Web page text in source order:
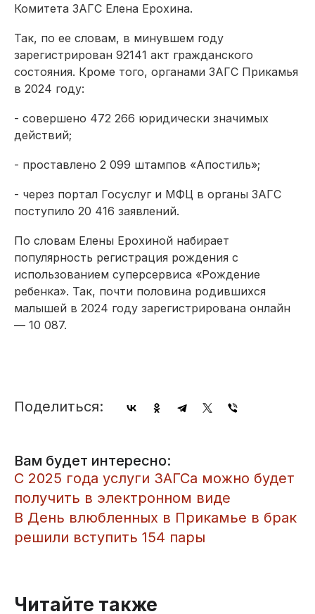
Комитета ЗАГС Елена Ерохина.
Так, по ее словам, в минувшем году
зарегистрирован 92141 акт гражданского
состояния. Кроме того, органами ЗАГС Прикамья
в 2024 году:
- совершено 472 266 юридически значимых
действий;
- проставлено 2 099 штампов «Апостиль»;
- через портал Госуслуг и МФЦ в органы ЗАГС
поступило 20 416 заявлений.
По словам Елены Ерохиной набирает
популярность регистрация рождения с
использованием суперсервиса «Рождение
ребенка». Так, почти половина родившихся
малышей в 2024 году зарегистрирована онлайн
— 10 087.
Поделиться:
Вам будет интересно:
С 2025 года услуги ЗАГСа можно будет
получить в электронном виде
В День влюбленных в Прикамье в брак
решили вступить 154 пары
Читайте также